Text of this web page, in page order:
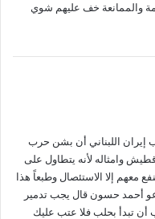
والممانعة خف عليهم شوي
اللبناني أن بشن حرب
وامثاله لأنه يتطاول على
معهم إلا الاستئصال وطبعاً هذا
أحمد حسون قال يجب تدمير
أن تبدأ بحلب فلا عتب عليك